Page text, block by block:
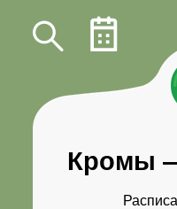
Кромы